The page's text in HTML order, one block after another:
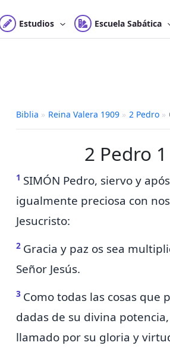
Estudios Escuela Sabática
Biblia » Reina Valera 1909 » 2 Pedro »
2 Pedro
1 SIMÓN Pedro, siervo y
igualmente preciosa con
Jesucristo:
2 Gracia y paz os sea
Señor Jesús.
3 Como todas las cosas que
dadas de su divina
llamado por su gloria y